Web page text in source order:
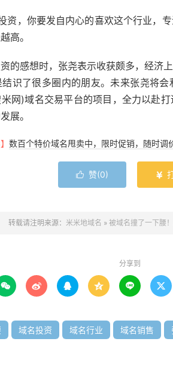
资，你要发自内心的喜欢这个行业，
高。
的感想时，张尧表示收获颇多，经济
识了很多圈内的朋友。未来张尧将
网)域名交易平台的项目，全力以赴
展。
数百个特价域名甩卖中，限时促销，随时调
 赞(0) 
转载请注明来源： 米米地域名 » 被域名撞了一下腰
分享到
     
域名投资 域名行业 域名销售